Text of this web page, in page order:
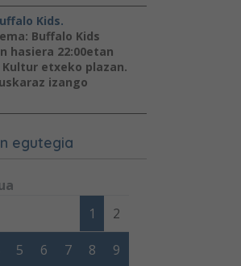
Kids.
Buffalo Kids
hasiera 22:00etan
etxeko plazan.
izango
egutegia
Miércoles Jueves
1 2
5 6 7 8 9